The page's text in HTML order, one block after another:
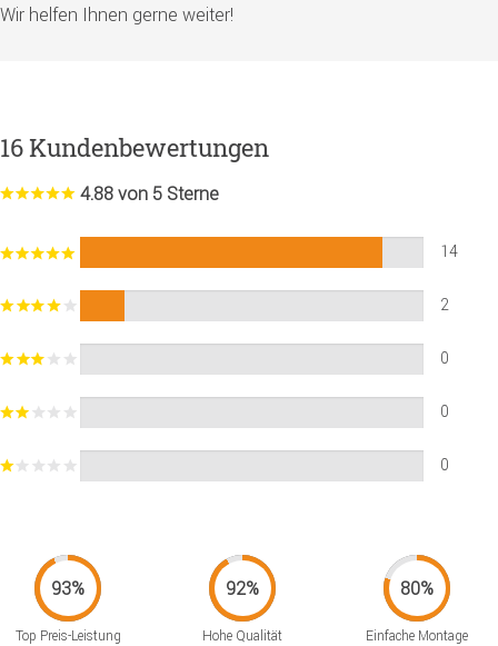
Wir helfen Ihnen gerne weiter!
16 Kundenbewertungen
4.88 von 5 Sterne
14
2
0
0
0
Top Preis-Leistung Hohe Qualität Einfache Montage